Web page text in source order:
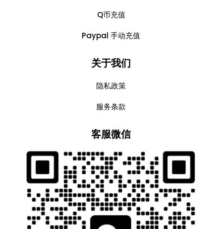
Q币充值
Paypal 手动充值
关于我们
隐私政策
服务条款
客服微信